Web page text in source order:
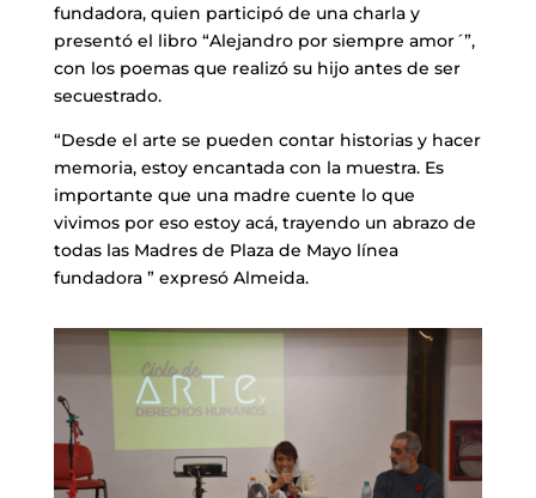
fundadora, quien participó de una charla y
presentó el libro “Alejandro por siempre amor´”,
con los poemas que realizó su hijo antes de ser
secuestrado.
“Desde el arte se pueden contar historias y hacer
memoria, estoy encantada con la muestra. Es
importante que una madre cuente lo que
vivimos por eso estoy acá, trayendo un abrazo de
todas las Madres de Plaza de Mayo línea
fundadora ” expresó Almeida.